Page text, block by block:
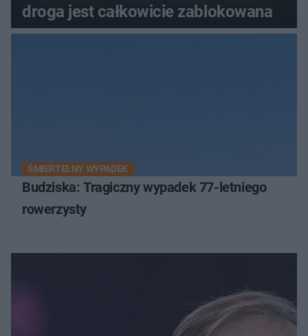
droga jest całkowicie zablokowana
ŚMIERTELNY WYPADEK
Budziska: Tragiczny wypadek 77-letniego
rowerzysty